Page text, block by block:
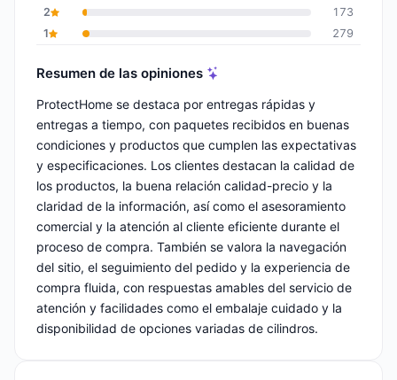
2
173
1
279
Resumen de las opiniones
ProtectHome se destaca por entregas rápidas y
entregas a tiempo, con paquetes recibidos en buenas
condiciones y productos que cumplen las expectativas
y especificaciones. Los clientes destacan la calidad de
los productos, la buena relación calidad-precio y la
claridad de la información, así como el asesoramiento
comercial y la atención al cliente eficiente durante el
proceso de compra. También se valora la navegación
del sitio, el seguimiento del pedido y la experiencia de
compra fluida, con respuestas amables del servicio de
atención y facilidades como el embalaje cuidado y la
disponibilidad de opciones variadas de cilindros.